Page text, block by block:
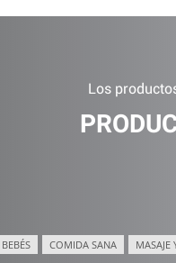
Los
BEBÉS COMIDA SANA MASAJE